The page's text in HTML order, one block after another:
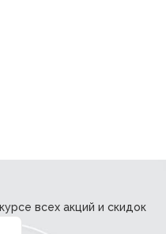
всех акций и скидок